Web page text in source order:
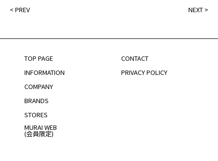
< PREV NEXT >
TOP PAGE
INFORMATION
COMPANY
BRANDS
STORES
MURAI WEB
(会員限定)
CONTACT
PRIVACY POLICY